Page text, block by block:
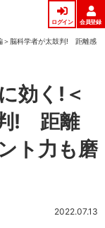
ログイン 会員登録
＞脳科学者が太鼓判! 距離感
効く!＜
! 距離
ト力も磨
2022.07.13